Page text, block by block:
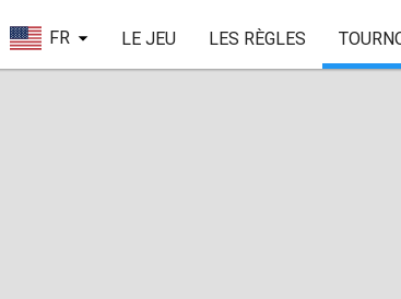
FR LE JEU LES RÈGLES